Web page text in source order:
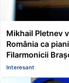
Mikhail Pletnev
România ca
Filarmonicii
Interesant